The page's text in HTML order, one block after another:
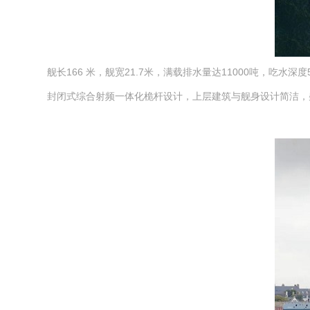
舰长166 米，舰宽21.7米，满载排水量达11000吨，吃水深
封闭式综合射频一体化桅杆设计，上层建筑与舰身设计简洁